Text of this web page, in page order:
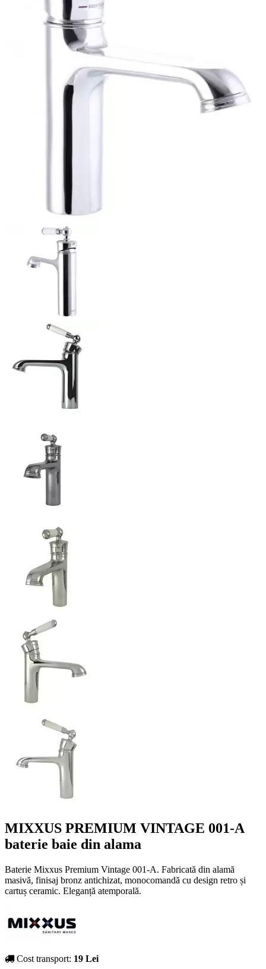
MIXXUS PREMIUM VINTAGE 001-A
baterie baie din alama
Baterie Mixxus Premium Vintage 001-A. Fabricată din alamă
masivă, finisaj bronz antichizat, monocomandă cu design retro și
cartuș ceramic. Eleganță atemporală.
Cost transport: 19 Lei